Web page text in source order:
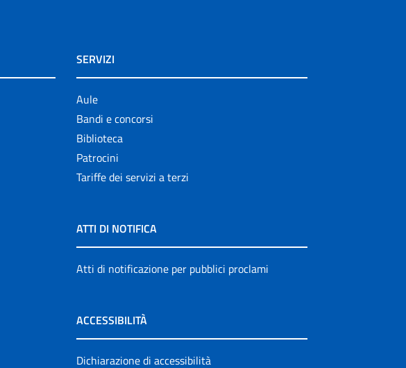
SERVIZI
Aule
Bandi e concorsi
Biblioteca
Patrocini
Tariffe dei servizi a terzi
ATTI DI NOTIFICA
Atti di notificazione per pubblici proclami
ACCESSIBILITÀ
Dichiarazione di accessibilità